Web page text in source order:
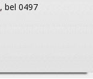
, bel 0497